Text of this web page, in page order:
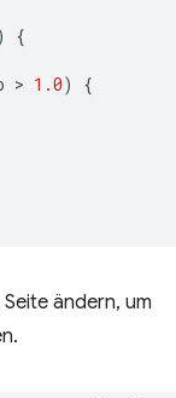
{
> 1.0)
{
ändern, um